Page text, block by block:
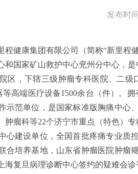
发布时
程健康集团有限公司（简称“新里程
和国家矿山救护中心兖州分中心，
区，下辖三级肿瘤专科医院、二级
高端医疗设备1500余台
（件） 。拥
示范单位，是国家标准版胸痛中
肿瘤科等22个济宁市重点 （特色） 专
心建设单位，全国首批疼痛专业
合培养基地，山东省肿瘤医院肿瘤
海复旦病理诊断中心签约的疑难会